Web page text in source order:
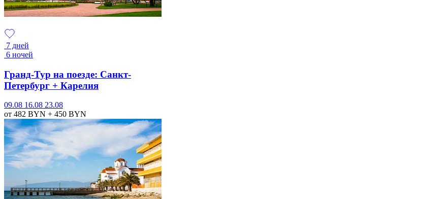
7 дней
6 ночей
Гранд-Тур на поезде: Санкт-
Петербург + Карелия
09.08 16.08 23.08
от 482 BYN + 450 BYN